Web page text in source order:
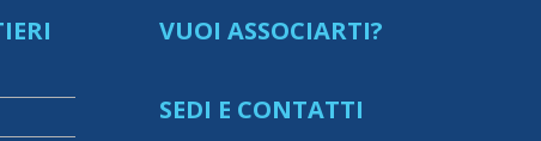
VUOI ASSOCIARTI?
SEDI E CONTATTI